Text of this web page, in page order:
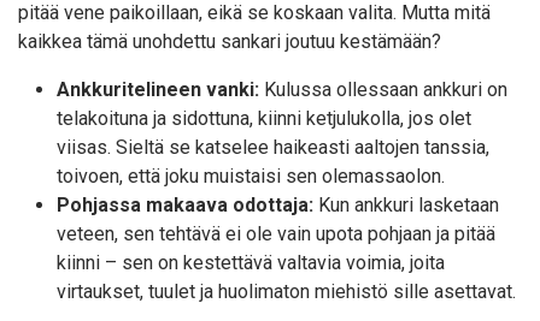
pitää vene paikoillaan, eikä se koskaan valita. Mutta mitä
kaikkea tämä unohdettu sankari joutuu kestämään?
Ankkuritelineen vanki: Kulussa ollessaan ankkuri on
telakoituna ja sidottuna, kiinni ketjulukolla, jos olet
viisas. Sieltä se katselee haikeasti aaltojen tanssia,
toivoen, että joku muistaisi sen olemassaolon.
Pohjassa makaava odottaja: Kun ankkuri lasketaan
veteen, sen tehtävä ei ole vain upota pohjaan ja pitää
kiinni – sen on kestettävä valtavia voimia, joita
virtaukset, tuulet ja huolimaton miehistö sille asettavat.